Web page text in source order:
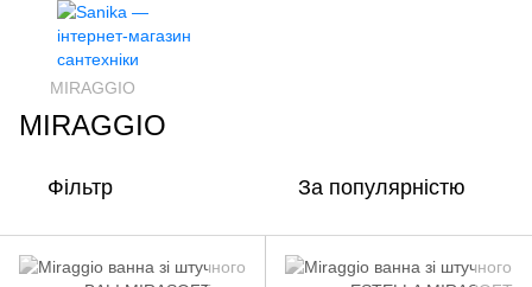
MIRAGGIO
MIRAGGIO
Фільтр За популярністю